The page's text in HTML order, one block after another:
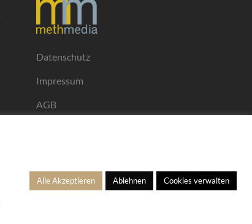
Datenschutz
Impressum
AGB
Alle Akzeptieren Ablehnen Cookies verwalten